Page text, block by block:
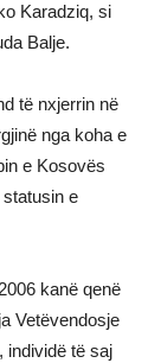
Karadziq, si
Balje.
të nxjerrin në
nga koha e
e Kosovës
e
kanë qenë
Vetëvendosje
individë të saj